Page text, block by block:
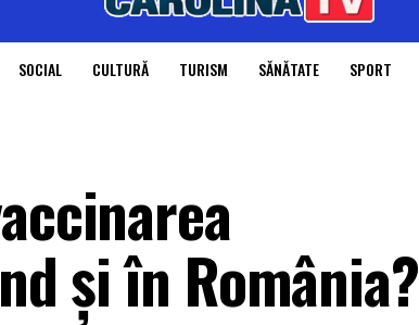
SOCIAL CULTURĂ TURISM SĂNĂTATE SPORT
și în România?